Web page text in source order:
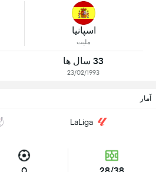
اسپانیا
ملیت
33 سال ها
23/02/1993
آمار
LaLiga